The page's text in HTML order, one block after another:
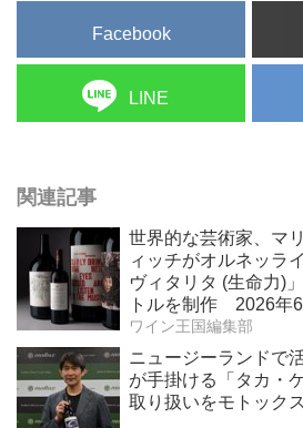
Facebook
LINE
関連記事
世界的な芸術家、マ
ィッチがオルネッラ
ヴィタリタ (生命力)
トルを制作 2026年
で、ボナムス主催の
ョンで販売 収益金の
R・グッゲンハイム
品修復を支援
ワイン王国編集部
ニュージーランドで
が手掛ける「タカ・
取り扱いをモトック